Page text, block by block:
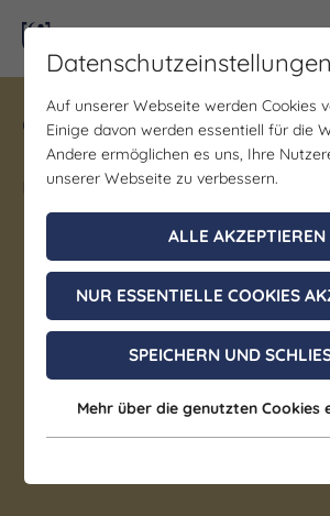
Gewinne ein Blind Date
Unstrut! Teilnahme vom
möglich.
Mari Froes live
Kulturarena
Event beendet
Datenschutzeinstellungen
Auf unserer Webseite werden Cookies
Einige davon werden essentiell für die
Andere ermöglichen es uns, Ihre
unserer Webseite zu verbessern.
ALLE AKZEPTIEREN
NUR ESSENTIELLE COOKIES
SPEICHERN UND
Mehr über die genutzten Cookies